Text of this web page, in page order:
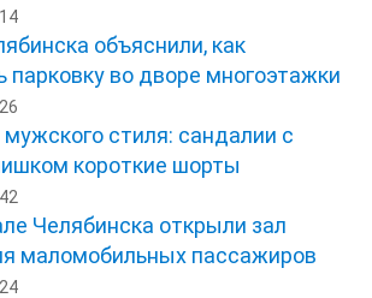
объяснили, как
парковку во дворе многоэтажки
стиля: сандалии с
короткие шорты
Челябинска открыли зал
маломобильных пассажиров